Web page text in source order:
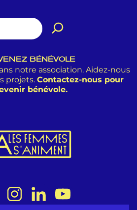
BÉNÉVOLE
notre association. Aidez-nous
projets. Contactez-nous pour
bénévole.